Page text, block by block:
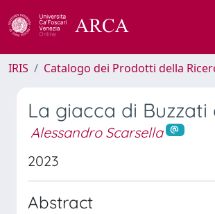
IRIS Catalogo dei Prodotti della
La giacca di Buzzati
Alessandro Scarsella
2023
Abstract